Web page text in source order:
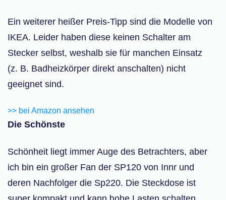
Ein weiterer heißer Preis-Tipp sind die Modelle von
IKEA. Leider haben diese keinen Schalter am
Stecker selbst, weshalb sie für manchen Einsatz
(z. B. Badheizkörper direkt anschalten) nicht
geeignet sind.
>> bei Amazon ansehen
Die Schönste
Schönheit liegt immer Auge des Betrachters, aber
ich bin ein großer Fan der SP120 von Innr und
deren Nachfolger die Sp220. Die Steckdose ist